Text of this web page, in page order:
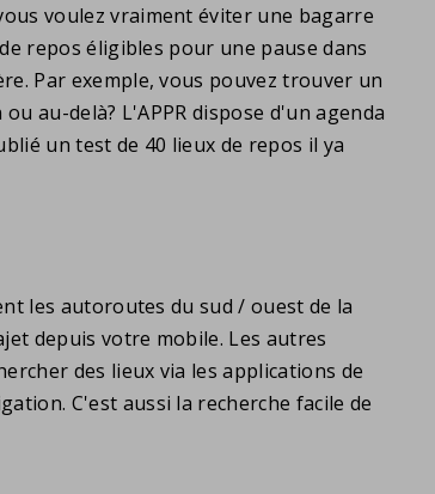
voulez vraiment éviter une bagarre
repos éligibles pour une pause dans
Par exemple, vous pouvez trouver un
au-delà? L'APPR dispose d'un agenda
un test de 40 lieux de repos il ya
les autoroutes du sud / ouest de la
depuis votre mobile. Les autres
des lieux via les applications de
C'est aussi la recherche facile de